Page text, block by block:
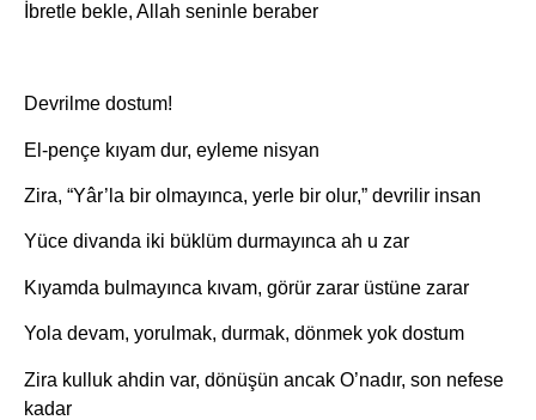
İbretle bekle, Allah seninle beraber
Devrilme dostum!
El-pençe kıyam dur, eyleme nisyan
Zira, “Yâr’la bir olmayınca, yerle bir olur,” devrilir insan
Yüce divanda iki büklüm durmayınca ah u zar
Kıyamda bulmayınca kıvam, görür zarar üstüne zarar
Yola devam, yorulmak, durmak, dönmek yok dostum
Zira kulluk ahdin var, dönüşün ancak O’nadır, son nefese
kadar